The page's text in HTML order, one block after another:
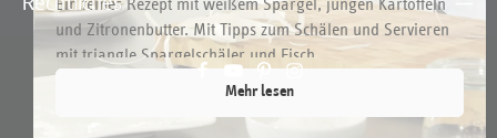
und Zitronenbutter. Mit Tipps zum Schälen und Servieren
mit triangle Spargelschäler und Fisch...
Mehr lesen